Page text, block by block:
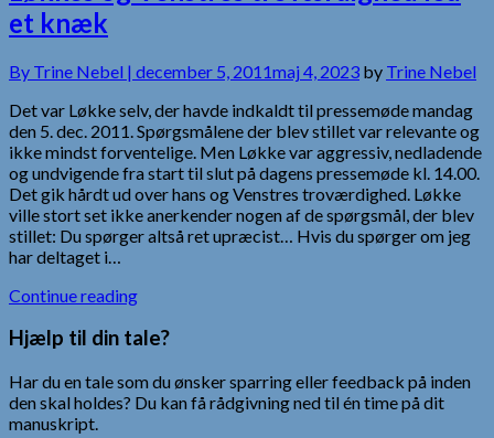
et knæk
By Trine Nebel | december 5, 2011maj 4, 2023 by Trine Nebel
Det var Løkke selv, der havde indkaldt til pressemøde mandag
den 5. dec. 2011. Spørgsmålene der blev stillet var relevante og
ikke mindst forventelige. Men Løkke var aggressiv, nedladende
og undvigende fra start til slut på dagens pressemøde kl. 14.00.
Det gik hårdt ud over hans og Venstres troværdighed. Løkke
ville stort set ikke anerkender nogen af de spørgsmål, der blev
stillet: Du spørger altså ret upræcist… Hvis du spørger om jeg
har deltaget i…
Continue reading
Hjælp til din tale?
Har du en tale som du ønsker sparring eller feedback på inden
den skal holdes? Du kan få rådgivning ned til én time på dit
manuskript.